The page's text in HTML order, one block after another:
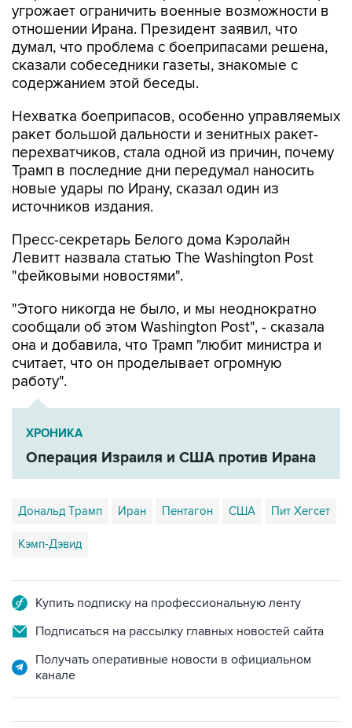
угрожает ограничить военные возможности в
отношении Ирана. Президент заявил, что
думал, что проблема с боеприпасами решена,
сказали собеседники газеты, знакомые с
содержанием этой беседы.
Нехватка боеприпасов, особенно управляемых
ракет большой дальности и зенитных ракет-
перехватчиков, стала одной из причин, почему
Трамп в последние дни передумал наносить
новые удары по Ирану, сказал один из
источников издания.
Пресс-секретарь Белого дома Кэролайн
Левитт назвала статью The Washington Post
"фейковыми новостями".
"Этого никогда не было, и мы неоднократно
сообщали об этом Washington Post", - сказала
она и добавила, что Трамп "любит министра и
считает, что он проделывает огромную
работу".
ХРОНИКА
Операция Израиля и США против Ирана
Дональд Трамп Иран Пентагон США Пит Хегсет
Кэмп-Дэвид
Купить подписку на профессиональную ленту
Подписаться на рассылку главных новостей сайта
Получать оперативные новости в официальном
канале